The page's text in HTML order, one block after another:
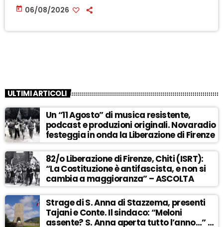
today 06/08/2026
ULTIMI ARTICOLI
Un “11 Agosto” di musica resistente,
podcast e produzioni originali. Novaradio
festeggia in onda la Liberazione di Firenze
82/o Liberazione di Firenze, Chiti (ISRT):
“La Costituzione è antifascista, e non si
cambia a maggioranza” – ASCOLTA
Strage di S. Anna di Stazzema, presenti
Tajani e Conte. Il sindaco: “Meloni
assente? S. Anna aperta tutto l’anno…” –